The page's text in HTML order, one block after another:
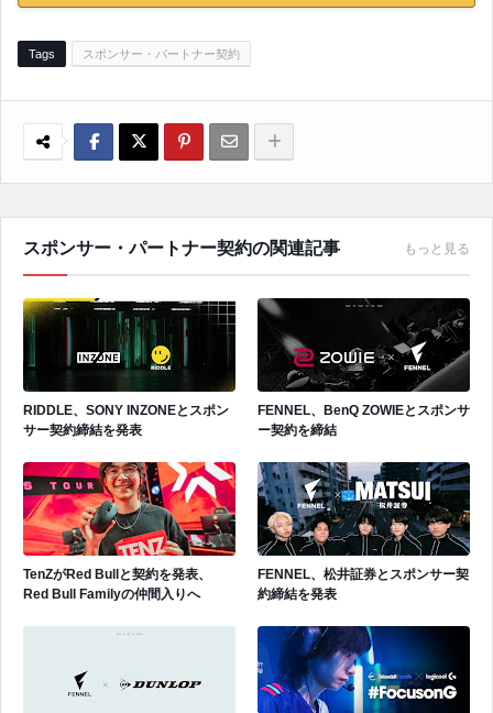
Tags スポンサー・パートナー契約
スポンサー・パートナー契約の関連記事 もっと見る
RIDDLE、SONY INZONEとスポン
サー契約締結を発表
FENNEL、BenQ ZOWIEとスポンサ
ー契約を締結
TenZがRed Bullと契約を発表、
Red Bull Familyの仲間入りへ
FENNEL、松井証券とスポンサー契
約締結を発表